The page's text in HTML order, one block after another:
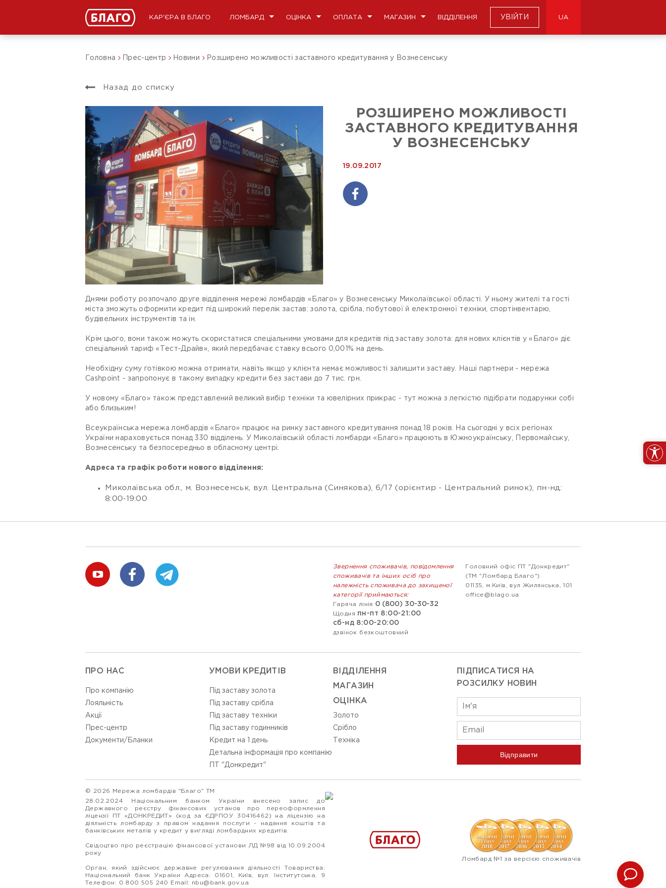
КАР'ЄРА В БЛАГО ЛОМБАРД ОЦІНКА ОПЛАТА МАГАЗИН ВІДДІЛЕННЯ УВІЙТИ UA
Головна Прес-центр Новини Розширено можливості заставного кредитування у Вознесенську
Назад до списку
РОЗШИРЕНО МОЖЛИВОСТІ
ЗАСТАВНОГО КРЕДИТУВАННЯ
У ВОЗНЕСЕНСЬКУ
19.09.2017
Днями роботу розпочало друге відділення мережі ломбардів «Благо» у Вознесенську Миколаївської області. У ньому жителі та гості
міста зможуть оформити кредит під широкий перелік застав: золота, срібла, побутової й електронної техніки, спортінвентарю,
будівельних інструментів та ін.
Крім цього, вони також можуть скористатися спеціальними умовами для кредитів під заставу золота: для нових клієнтів у «Благо» діє
спеціальний тариф «Тест-Драйв», який передбачає ставку всього 0,001% на день.
Необхідну суму готівкою можна отримати, навіть якщо у клієнта немає можливості залишити заставу. Наші партнери - мережа
Cashpoint - запропонує в такому випадку кредити без застави до 7 тис. грн.
У новому «Благо» також представлений великий вибір техніки та ювелірних прикрас - тут можна з легкістю підібрати подарунки собі
або близьким!
Всеукраїнська мережа ломбардів «Благо» працює на ринку заставного кредитування понад 18 років. На сьогодні у всіх регіонах
України нараховується понад 330 відділень. У Миколаївській області ломбарди «Благо» працюють в Южноукраїнську, Первомайську,
Вознесенську та безпосередньо в обласному центрі.
Адреса та графік роботи нового відділення:
Миколаївська обл., м. Вознесенськ, вул. Центральна (Синякова), 6/17 (орієнтир - Центральний ринок), пн-нд:
8:00-19:00
Звернення споживачів, повідомлення
споживачів та інших осіб про
належність споживача до захищеної
категорії приймаються:
Гаряча лінія
0 (800) 30-30-32
Щодня пн-пт 8:00-21:00
сб-нд 8:00-20:00
дзвінок безкоштовний
Головний офіс ПТ "Донкредит"
(ТМ "Ломбард Благо")
01135, м.Київ, вул Жилянська, 101
office@blago.ua
ПРО НАС
Про компанію
Лояльність
Акції
Прес-центр
Документи/Бланки
УМОВИ КРЕДИТІВ
Під заставу золота
Під заставу срібла
Під заставу техніки
Під заставу годинників
Кредит на 1 день
Детальна інформація про компанію
ПТ "Донкредит"
ВIДДIЛЕННЯ
МАГАЗИН
ОЦIНКА
Золото
Срiбло
Технiка
ПІДПИСАТИСЯ НА
РОЗСИЛКУ НОВИН
Відправити
© 2026 Мережа ломбардів "Благо" ТМ
28.02.2024 Національним банком України внесено запис до
Державного реєстру фінансових установ про переоформлення
ліцензії ПТ «ДОНКРЕДИТ» (код за ЄДРПОУ 30416462) на ліцензію на
діяльність ломбарду з правом надання послуги - надання коштів та
банківських металів у кредит у вигляді ломбардних кредитів.
Свідоцтво про реєстрацію фінансової установи ЛД №98 від 10.09.2004
року
Орган, який здійснює державне регулювання діяльності Товариства:
Національний банк України Адреса: 01601, Київ, вул. Інститутська, 9
Телефон: 0 800 505 240 Email: nbu@bank.gov.ua
Ломбард №1 за версією споживачів